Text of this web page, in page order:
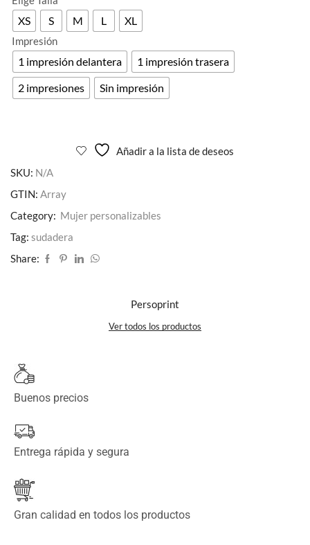
XS S M L XL
Impresión
1 impresión delantera
1 impresión trasera
2 impresiones
Sin impresión
Alternative:
Añadir a la lista de deseos
SKU: N/A
GTIN: Array
Category: Mujer personalizables
Tag: sudadera
Share:
Persoprint
Ver todos los productos
Buenos precios
Entrega rápida y segura
Gran calidad en todos los productos